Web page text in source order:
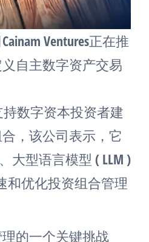
Ventures正在推
自主数字资产交易
持数字资本投资者建
，该公司表示，它
大型语言模型 ( LLM )
和优化投资组合管理
的一个关键挑战